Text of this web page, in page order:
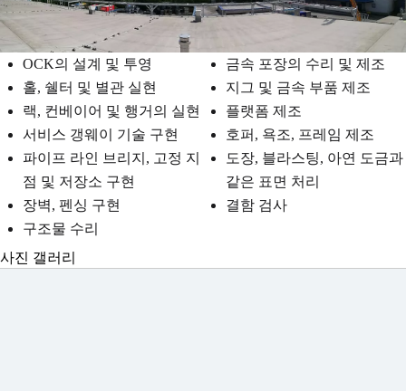
OCK의 설계 및 투영
홀, 쉘터 및 별관 실현
랙, 컨베이어 및 행거의 실현
서비스 갱웨이 기술 구현
파이프 라인 브리지, 고정 지
점 및 저장소 구현
장벽, 펜싱 구현
구조물 수리
금속 포장의 수리 및 제조
지그 및 금속 부품 제조
플랫폼 제조
호퍼, 욕조, 프레임 제조
도장, 블라스팅, 아연 도금과
같은 표면 처리
결함 검사
사진 갤러리